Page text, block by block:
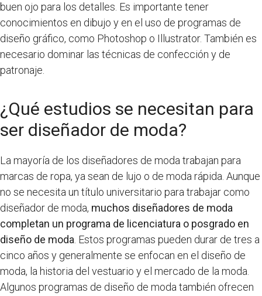
buen ojo para los detalles. Es importante tener
conocimientos en dibujo y en el uso de programas de
diseño gráfico, como Photoshop o Illustrator. También es
necesario dominar las técnicas de confección y de
patronaje.
¿Qué estudios se necesitan para
ser diseñador de moda?
La mayoría de los diseñadores de moda trabajan para
marcas de ropa, ya sean de lujo o de moda rápida. Aunque
no se necesita un título universitario para trabajar como
diseñador de moda, muchos diseñadores de moda
completan un programa de licenciatura o posgrado en
diseño de moda . Estos programas pueden durar de tres a
cinco años y generalmente se enfocan en el diseño de
moda, la historia del vestuario y el mercado de la moda.
Algunos programas de diseño de moda también ofrecen